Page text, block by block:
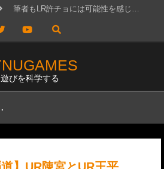
筆者もLR許チョには可能性を感じ…
結構ホットというか、なんか政治的…
2026年7月20日版。 「無…
TwitterYouTube
遊びを科学する
道】UR陳宮とUR王平